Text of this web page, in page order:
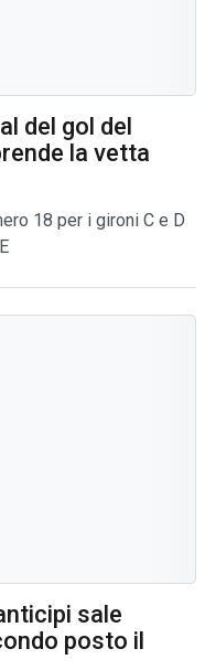
del gol del
la vetta
18 per i gironi C e D
sale
posto il